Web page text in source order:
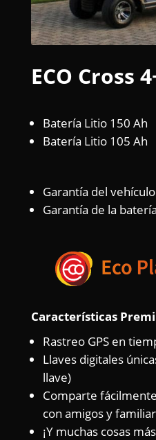
ECO Cross
Batería Litio 150 Ah
Batería Litio 105 Ah
Garantía del
Garantía de la
Características
Rastreo GPS en
Llaves digitales
llave)
Comparte
con amigos y
¡Y muchas cosas